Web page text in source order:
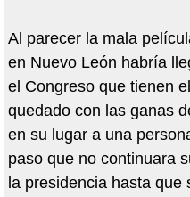
Al parecer la mala
en Nuevo León habría
el Congreso que tienen
quedado con las ganas
en su lugar a una
paso que no continuara
la presidencia hasta